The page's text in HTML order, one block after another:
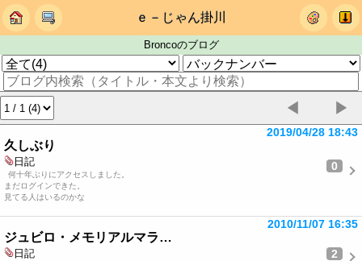
ｅ－じゃん掛川
Broncoのブログ
◀ ▶
久しぶり
2019/04/28 18:43
日記 0
何十年ぶりにアクセスしました。
まだログインできた。
見てる人はいるのかな
ジュビロ・メモリアルマラ…
2010/11/07 16:35
日記 2